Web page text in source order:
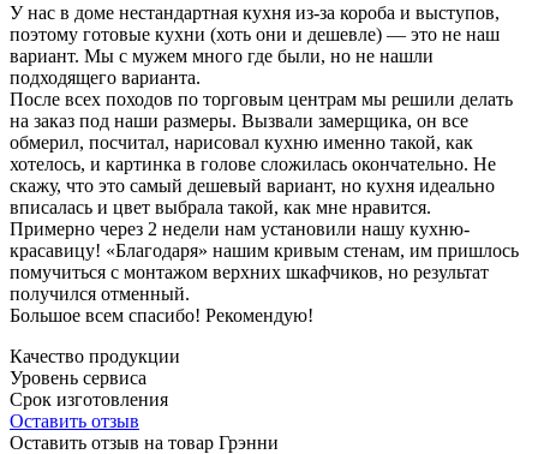
У нас в доме нестандартная кухня из-за короба и выступов,
поэтому готовые кухни (хоть они и дешевле) — это не наш
вариант. Мы с мужем много где были, но не нашли
подходящего варианта.
После всех походов по торговым центрам мы решили делать
на заказ под наши размеры. Вызвали замерщика, он все
обмерил, посчитал, нарисовал кухню именно такой, как
хотелось, и картинка в голове сложилась окончательно. Не
скажу, что это самый дешевый вариант, но кухня идеально
вписалась и цвет выбрала такой, как мне нравится.
Примерно через 2 недели нам установили нашу кухню-
красавицу! «Благодаря» нашим кривым стенам, им пришлось
помучиться с монтажом верхних шкафчиков, но результат
получился отменный.
Большое всем спасибо! Рекомендую!
Качество продукции
Уровень сервиса
Срок изготовления
Оставить отзыв
Оставить отзыв на товар Грэнни